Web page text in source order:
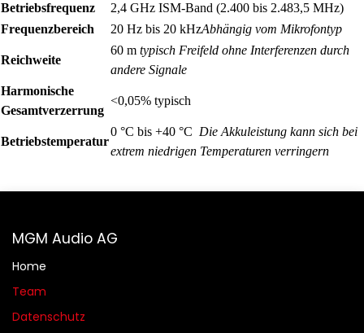
Betriebsfrequenz
2,4 GHz ISM-Band (2.400 bis 2.483,5 MHz)
Frequenzbereich
20 Hz bis 20 kHzAbhängig vom Mikrofontyp
Reichweite
60 m typisch Freifeld ohne Interferenzen durch
andere Signale
Harmonische
Gesamtverzerrung
<0,05% typisch
Betriebstemperatur
0 °C bis +40 °C Die Akkuleistung kann sich bei
extrem niedrigen Temperaturen verringern
MGM Audio AG
Home
Team
Datenschutz